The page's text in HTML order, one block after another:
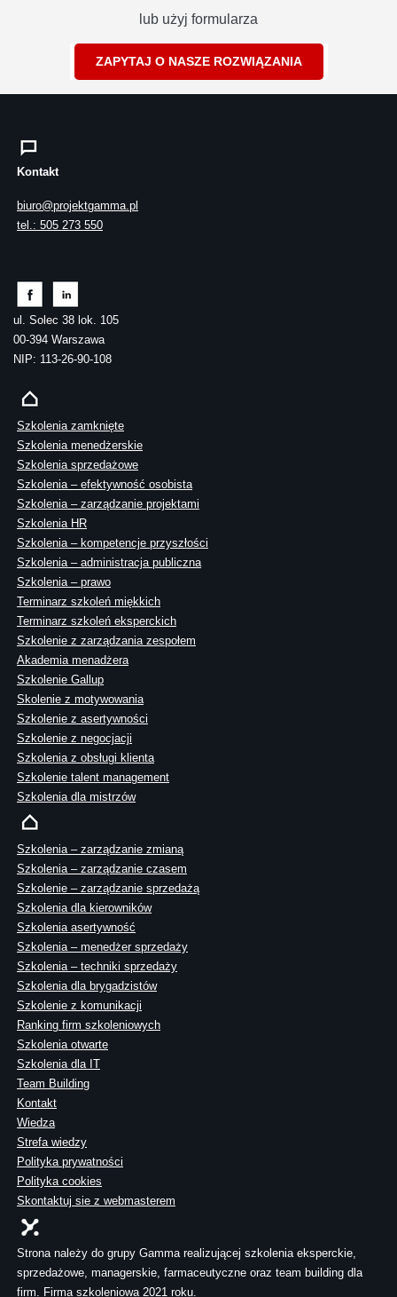
lub użyj formularza
ZAPYTAJ O NASZE ROZWIĄZANIA
Kontakt
biuro@projektgamma.pl
tel.: 505 273 550
ul. Solec 38 lok. 105
00-394 Warszawa
NIP: 113-26-90-108
Szkolenia zamknięte
Szkolenia menedżerskie
Szkolenia sprzedażowe
Szkolenia – efektywność osobista
Szkolenia – zarządzanie projektami
Szkolenia HR
Szkolenia – kompetencje przyszłości
Szkolenia – administracja publiczna
Szkolenia – prawo
Terminarz szkoleń miękkich
Terminarz szkoleń eksperckich
Szkolenie z zarządzania zespołem
Akademia menadżera
Szkolenie Gallup
Skolenie z motywowania
Szkolenie z asertywności
Szkolenie z negocjacji
Szkolenia z obsługi klienta
Szkolenie talent management
Szkolenia dla mistrzów
Szkolenia – zarządzanie zmianą
Szkolenia – zarządzanie czasem
Szkolenie – zarządzanie sprzedażą
Szkolenia dla kierowników
Szkolenia asertywność
Szkolenia – menedżer sprzedaży
Szkolenia – techniki sprzedaży
Szkolenia dla brygadzistów
Szkolenie z komunikacji
Ranking firm szkoleniowych
Szkolenia otwarte
Szkolenia dla IT
Team Building
Kontakt
Wiedza
Strefa wiedzy
Polityka prywatności
Polityka cookies
Skontaktuj sie z webmasterem
Strona należy do grupy Gamma realizującej szkolenia eksperckie,
sprzedażowe, managerskie, farmaceutyczne oraz team building dla
firm. Firma szkoleniowa 2021 roku.